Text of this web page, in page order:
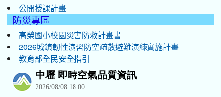
公開授課計畫
防災專區
高榮國小校園災害防救計畫書
2026城鎮韌性演習防空疏散避難演練實施計畫
教育部全民安全指引